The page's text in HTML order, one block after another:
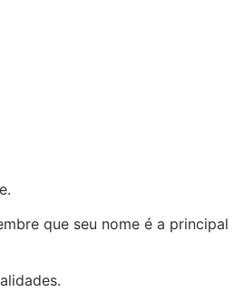
que seu nome é a principal